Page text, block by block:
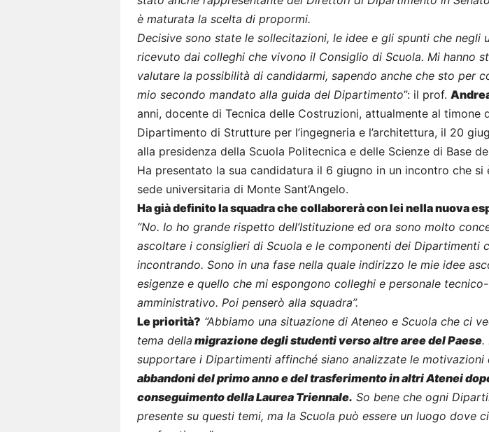
è maturata la scelta di propormi.
Decisive sono state le sollecitazioni, le idee e gli spunti che negli
ricevuto dai colleghi che vivono il Consiglio di Scuola. Mi hanno
valutare la possibilità di candidarmi, sapendo anche che sto per
mio secondo mandato alla guida del Dipartimento”: il prof.
anni, docente di Tecnica delle Costruzioni, attualmente al timone
Dipartimento di Strutture per l’ingegneria e l’architettura, il 20
alla presidenza della Scuola Politecnica e delle Scienze di Base
Ha presentato la sua candidatura il 6 giugno in un incontro che si
sede universitaria di Monte Sant’Angelo.
Ha già definito la squadra che collaborerà con lei nella nuova
“No. Io ho grande rispetto dell’Istituzione ed ora sono molto
ascoltare i consiglieri di Scuola e le componenti dei Dipartimenti
incontrando. Sono in una fase nella quale indirizzo le mie idee
esigenze e quello che mi espongono colleghi e personale tecnico-
amministrativo. Poi penserò alla squadra”.
Le priorità? “Abbiamo una situazione di Ateneo e Scuola che ci
tema della migrazione degli studenti verso altre aree del Paese.
supportare i Dipartimenti affinché siano analizzate le motivazioni
abbandoni del primo anno e del trasferimento in altri Atenei
conseguimento della Laurea Triennale. So bene che ogni
presente su questi temi, ma la Scuola può essere un luogo dove ci